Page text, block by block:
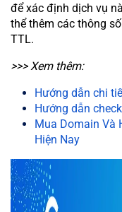
để xác định dịch vụ
thể thêm các thông
TTL.
>>> Xem thêm:
Hướng dẫn chi
Hướng dẫn
Mua Domain Và
Hiện Nay